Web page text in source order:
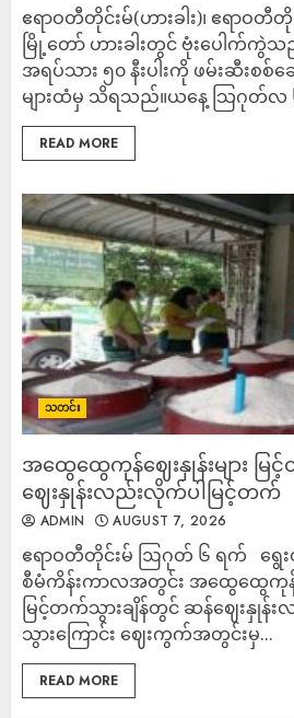
ဧရာဝတီတိုင်းမ်(ဟားခါး)၊ ဧရာဝတီ
မြို့တော် ဟားခါးတွင် ဗုံးပေါက်ကွဲသ
အရပ်သား ၅၀ နီးပါးကို ဖမ်းဆီးစစ်
များထံမှ သိရသည်။ယနေ့ သြဂုတ်လ
READ MORE
သတင်း
အထွေထွေကုန်ဈေးနှုန်းများ မ
ဈေးနှုန်းလည်းလိုက်ပါမြင့်တက်
ADMIN AUGUST 7, 2026
ဧရာဝတီတိုင်းမ် ဩဂုတ် ၆ ရက် ရွေ
စီမံကိန်းကာလအတွင်း အထွေထွေကုန်ဈ
မြင့်တက်သွားချိန်တွင် ဆန်ဈေးနှုန်
သွားကြောင်း ဈေးကွက်အတွင်းမှ...
READ MORE